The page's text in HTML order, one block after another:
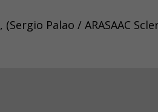
, (Sergio Palao / ARASAAC